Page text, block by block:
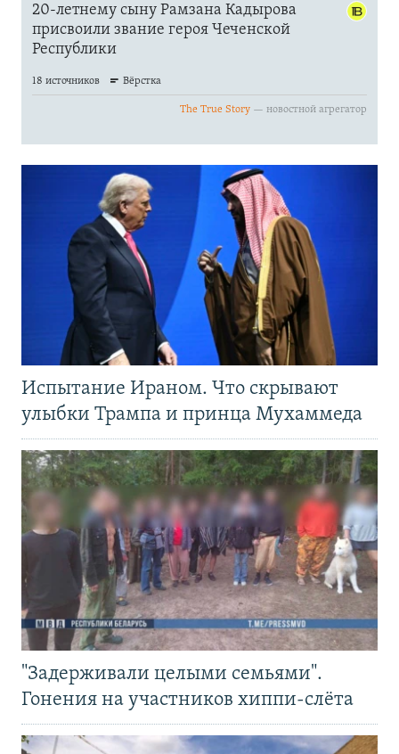
Испытание Ираном. Что скрывают
улыбки Трампа и принца Мухаммеда
"Задерживали целыми семьями".
Гонения на участников хиппи-слёта